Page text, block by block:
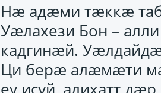
Нæ адæми тæккæ
Уæлахези Бон –
кадгинæй.
Ци берæ алæмæти